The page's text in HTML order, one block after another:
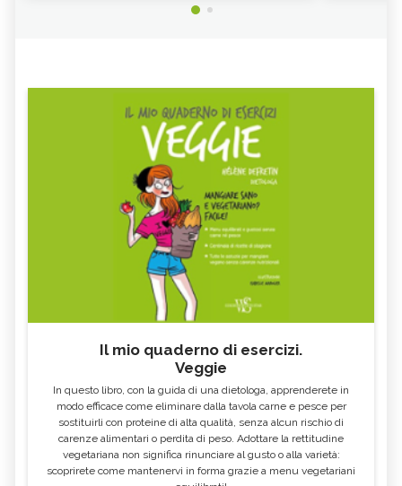
Il mio quaderno di esercizi.
Veggie
In questo libro, con la guida di una dietologa, apprenderete in
modo efficace come eliminare dalla tavola carne e pesce per
sostituirli con proteine di alta qualità, senza alcun rischio di
carenze alimentari o perdita di peso. Adottare la rettitudine
vegetariana non significa rinunciare al gusto o alla varietà:
scoprirete come mantenervi in forma grazie a menu vegetariani